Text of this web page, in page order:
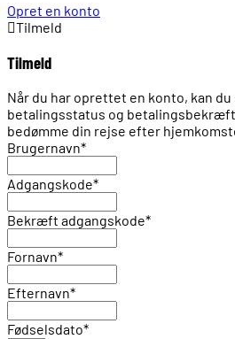
Opret en konto
Tilmeld
Tilmeld
Når du har oprettet en konto, kan du
betalingsstatus og
bedømme din rejse efter
Brugernavn*
Adgangskode*
Bekræft adgangskode*
Fornavn*
Efternavn*
Fødselsdato*